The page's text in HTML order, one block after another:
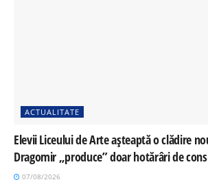
ACTUALITATE
Elevii Liceului de Arte așteaptă o clădire
Dragomir „produce” doar hotărâri de
07/08/2026